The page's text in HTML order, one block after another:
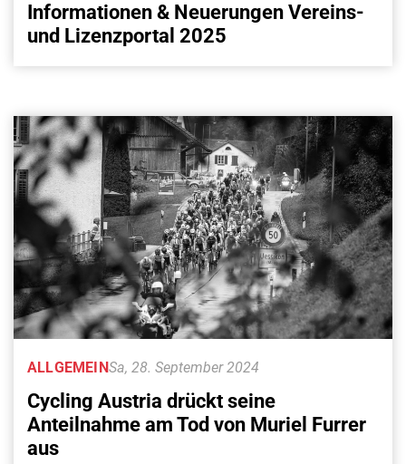
Informationen & Neuerungen Vereins-
und Lizenzportal 2025
Sa, 28. September 2024
ALLGEMEIN
Cycling Austria drückt seine
Anteilnahme am Tod von Muriel Furrer
aus